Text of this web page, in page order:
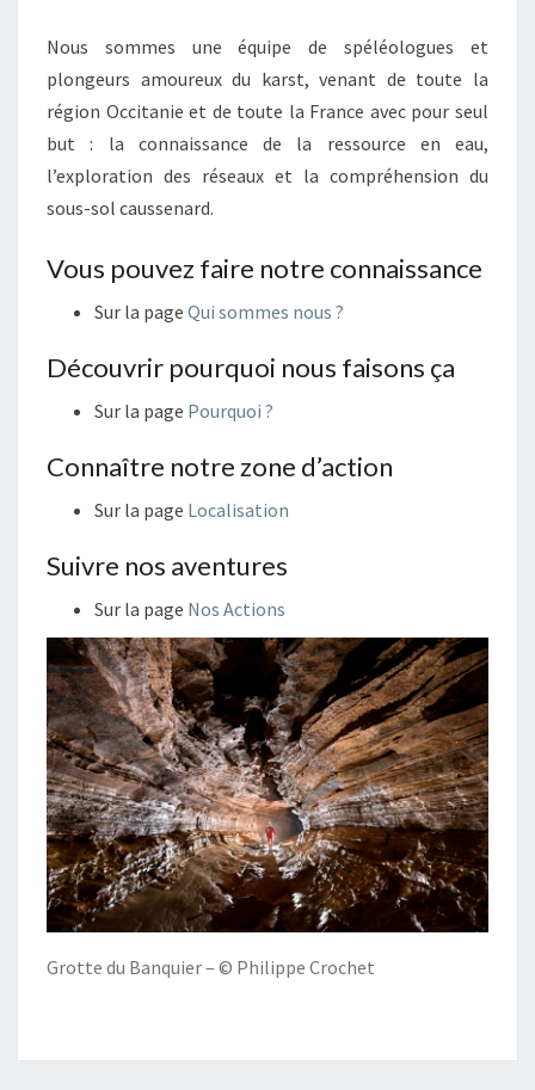
Nous sommes une équipe de spéléologues et
plongeurs amoureux du karst, venant de toute la
région Occitanie et de toute la France avec pour seul
but : la connaissance de la ressource en eau,
l’exploration des réseaux et la compréhension du
sous-sol caussenard.
Vous pouvez faire notre connaissance
Sur la page Qui sommes nous ?
Découvrir pourquoi nous faisons ça
Sur la page Pourquoi ?
Connaître notre zone d’action
Sur la page Localisation
Suivre nos aventures
Sur la page Nos Actions
Grotte du Banquier – © Philippe Crochet